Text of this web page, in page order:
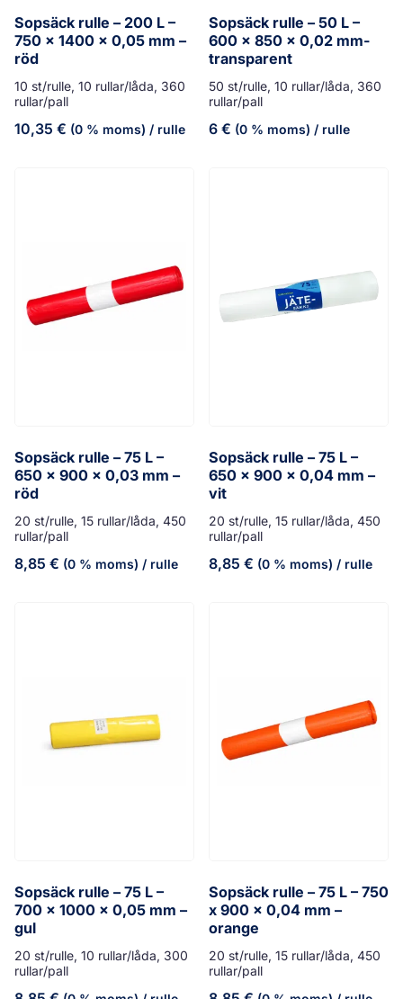
Sopsäck rulle – 200 L –
750 x 1400 x 0,05 mm –
röd
10 st/rulle, 10 rullar/låda, 360
rullar/pall
10,35 € (0 % moms) / rulle
Sopsäck rulle – 50 L –
600 x 850 x 0,02 mm-
transparent
50 st/rulle, 10 rullar/låda, 360
rullar/pall
6 € (0 % moms) / rulle
Sopsäck rulle – 75 L –
650 x 900 x 0,03 mm –
röd
20 st/rulle, 15 rullar/låda, 450
rullar/pall
8,85 € (0 % moms) / rulle
Sopsäck rulle – 75 L –
650 x 900 x 0,04 mm –
vit
20 st/rulle, 15 rullar/låda, 450
rullar/pall
8,85 € (0 % moms) / rulle
Sopsäck rulle – 75 L –
700 x 1000 x 0,05 mm –
gul
20 st/rulle, 10 rullar/låda, 300
rullar/pall
Sopsäck rulle – 75 L – 750
x 900 x 0,04 mm –
orange
20 st/rulle, 15 rullar/låda, 450
rullar/pall